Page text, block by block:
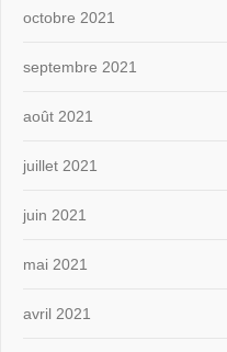
octobre 2021
septembre 2021
août 2021
juillet 2021
juin 2021
mai 2021
avril 2021